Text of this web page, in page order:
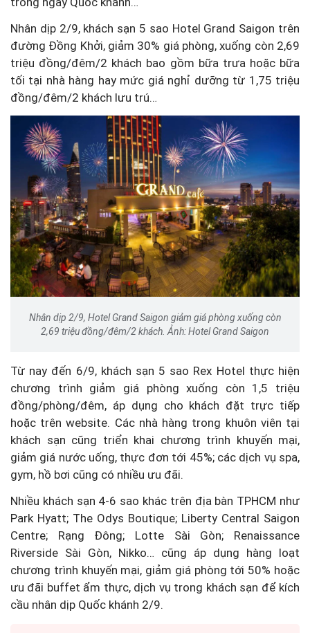
Nhân dịp 2/9, khách sạn 5 sao Hotel Grand Saigon trên
đường Đồng Khởi, giảm 30% giá phòng, xuống còn 2,69
triệu đồng/đêm/2 khách bao gồm bữa trưa hoặc bữa
tối tại nhà hàng hay mức giá nghỉ dưỡng từ 1,75 triệu
đồng/đêm/2 khách lưu trú…
Nhân dịp 2/9, Hotel Grand Saigon giảm giá phòng xuống còn
2,69 triệu đồng/đêm/2 khách. Ảnh: Hotel Grand Saigon
Từ nay đến 6/9, khách sạn 5 sao Rex Hotel thực hiện
chương trình giảm giá phòng xuống còn 1,5 triệu
đồng/phòng/đêm, áp dụng cho khách đặt trực tiếp
hoặc trên website. Các nhà hàng trong khuôn viên tại
khách sạn cũng triển khai chương trình khuyến mại,
giảm giá nước uống, thực đơn tới 45%; các dịch vụ spa,
gym, hồ bơi cũng có nhiều ưu đãi.
Nhiều khách sạn 4-6 sao khác trên địa bàn TPHCM như
Park Hyatt; The Odys Boutique; Liberty Central Saigon
Centre; Rạng Đông; Lotte Sài Gòn; Renaissance
Riverside Sài Gòn, Nikko… cũng áp dụng hàng loạt
chương trình khuyến mại, giảm giá phòng tới 50% hoặc
ưu đãi buffet ẩm thực, dịch vụ trong khách sạn để kích
cầu nhân dịp Quốc khánh 2/9.